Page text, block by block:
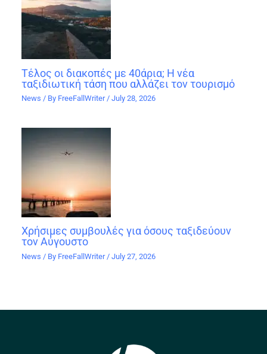
Τέλος οι διακοπές με 40άρια; Η νέα
ταξιδιωτική τάση που αλλάζει τον τουρισμό
News / By FreeFallWriter/July 28, 2026
Χρήσιμες συμβουλές για όσους ταξιδεύουν
τον Αύγουστο
News / By FreeFallWriter /July 27, 2026